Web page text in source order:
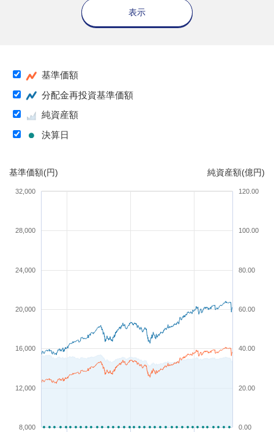
表示
基準価額
分配金再投資基準価額
純資産額
決算日
基準価額(円) 純資産額(億円)
8,000
12,000
16,000
20,000
24,000
28,000
32,000
0.00
100.00
20.00
40.00
60.00
80.00
120.00